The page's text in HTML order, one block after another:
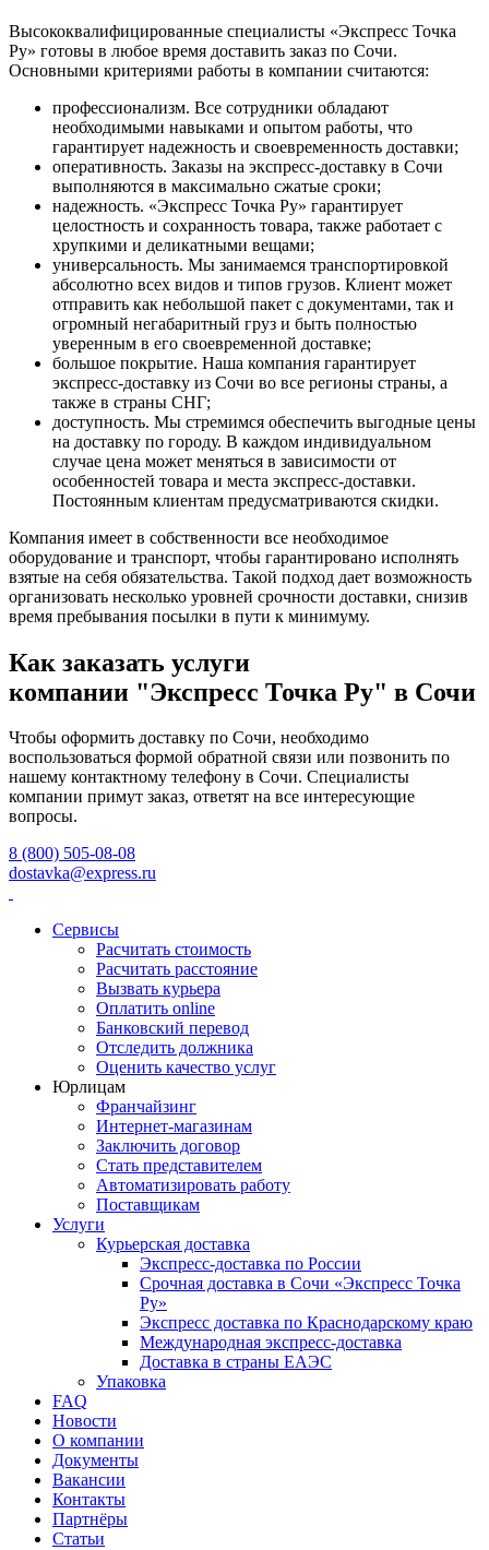
Высококвалифицированные специалисты «Экспресс Точка
Ру» готовы в любое время доставить заказ по Сочи.
Основными критериями работы в компании считаются:
профессионализм. Все сотрудники обладают
необходимыми навыками и опытом работы, что
гарантирует надежность и своевременность доставки;
оперативность. Заказы на экспресс-доставку в Сочи
выполняются в максимально сжатые сроки;
надежность. «Экспресс Точка Ру» гарантирует
целостность и сохранность товара, также работает с
хрупкими и деликатными вещами;
универсальность. Мы занимаемся транспортировкой
абсолютно всех видов и типов грузов. Клиент может
отправить как небольшой пакет с документами, так и
огромный негабаритный груз и быть полностью
уверенным в его своевременной доставке;
большое покрытие. Наша компания гарантирует
экспресс-доставку из Сочи во все регионы страны, а
также в страны СНГ;
доступность. Мы стремимся обеспечить выгодные цены
на доставку по городу. В каждом индивидуальном
случае цена может меняться в зависимости от
особенностей товара и места экспресс-доставки.
Постоянным клиентам предусматриваются скидки.
Компания имеет в собственности все необходимое
оборудование и транспорт, чтобы гарантировано исполнять
взятые на себя обязательства. Такой подход дает возможность
организовать несколько уровней срочности доставки, снизив
время пребывания посылки в пути к минимуму.
Как заказать услуги
компании "Экспресс Точка Ру" в Сочи
Чтобы оформить доставку по Сочи, необходимо
воспользоваться формой обратной связи или позвонить по
нашему контактному телефону в Сочи. Специалисты
компании примут заказ, ответят на все интересующие
вопросы.
8 (800) 505-08-08
dostavka@express.ru
Сервисы
Расчитать стоимость
Расчитать расстояние
Вызвать курьера
Оплатить online
Банковский перевод
Отследить должника
Оценить качество услуг
Юрлицам
Франчайзинг
Интернет-магазинам
Заключить договор
Стать представителем
Автоматизировать работу
Поставщикам
Услуги
Курьерская доставка
Экспресс-доставка по России
Срочная доставка в Сочи «Экспресс Точка
Ру»
Экспресс доставка по Краснодарскому краю
Международная экспресс-доставка
Доставка в страны ЕАЭС
Упаковка
FAQ
Новости
О компании
Документы
Вакансии
Контакты
Партнёры
Статьи